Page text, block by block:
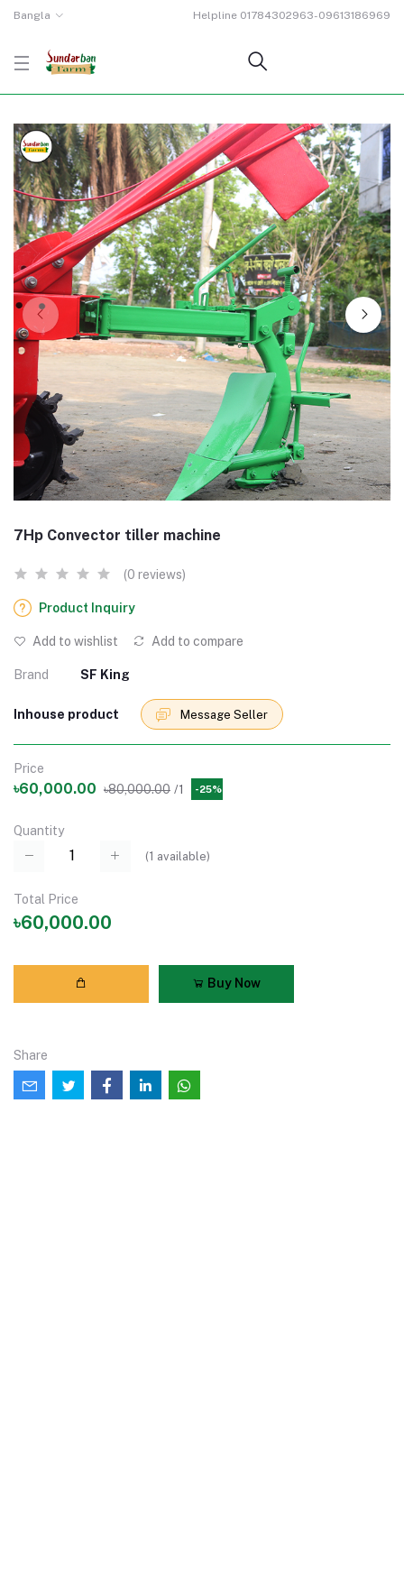
Bangla Helpline 01784302963-09613186969
7Hp Convector tiller machine
(0 reviews)
Product Inquiry
Add to wishlist Add to compare
Brand SF King
Inhouse product Message Seller
Price
৳60,000.00 ৳80,000.00 /1 -25%
Quantity
(1 available)
Total Price
৳60,000.00
Buy Now
Share